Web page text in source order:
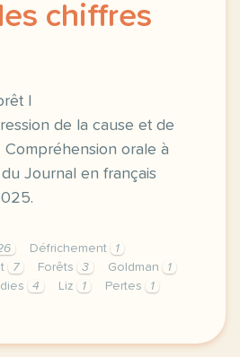
chiffres
|
de la cause et de
Compréhension orale à
Journal en français
Défrichement
1
7 Forêts 3 Goldman
1
4 Liz 1 Pertes
1
des arbres des chiffres